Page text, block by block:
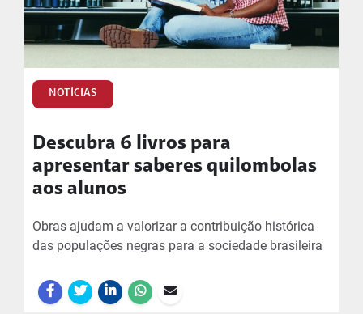
NOTÍCIAS
Descubra 6 livros para
apresentar saberes quilombolas
aos alunos
Obras ajudam a valorizar a contribuição histórica
das populações negras para a sociedade brasileira